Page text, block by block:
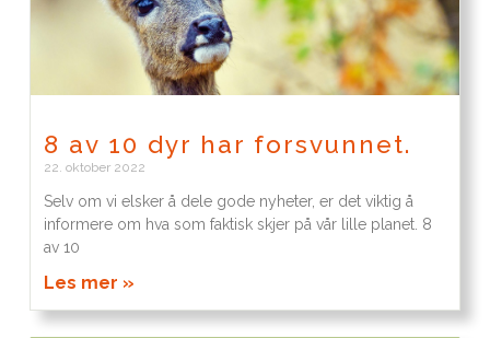
8 av 10 dyr har forsvunnet.
22. oktober 2022
Selv om vi elsker å dele gode nyheter, er det viktig å
informere om hva som faktisk skjer på vår lille planet. 8
av 10
Les mer »